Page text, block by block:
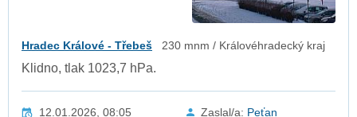
Hradec Králové - Třebeš 230 mnm / Královéhradecký kraj
Klidno, tlak 1023,7 hPa.
12.01.2026, 08:05 Zaslal/a: Peťan